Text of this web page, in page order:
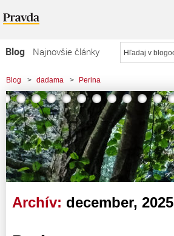
Blog
Najnovšie články
Najčítanejšie články
Najkomentovanejšie články
Zoznam blogov
Komerčné blogy
Blog > dadama > Perina
Archív: december, 2025